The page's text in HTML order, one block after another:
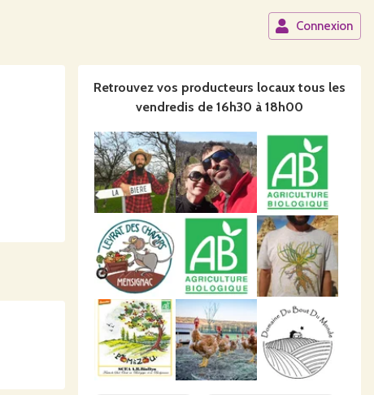
Connexion
Retrouvez vos producteurs locaux tous les
vendredis de 16h30 à 18h00